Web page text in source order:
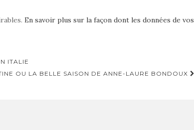
En savoir plus sur la façon dont les données de vos
ITALIE
OU LA BELLE SAISON DE ANNE-LAURE BONDOUX